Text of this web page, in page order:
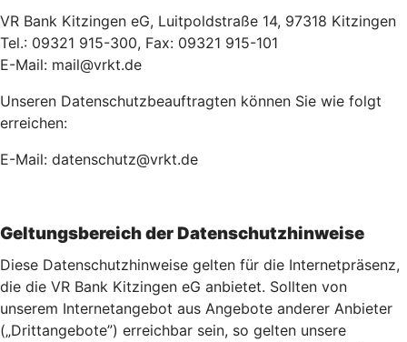
VR Bank Kitzingen eG, Luitpoldstraße 14, 97318 Kitzingen
Tel.: 09321 915-300, Fax: 09321 915-101
E-Mail: mail@vrkt.de
Unseren Datenschutzbeauftragten können Sie wie folgt
erreichen:
E-Mail: datenschutz@vrkt.de
Geltungsbereich der Datenschutzhinweise
Diese Datenschutzhinweise gelten für die Internetpräsenz,
die die VR Bank Kitzingen eG anbietet. Sollten von
unserem Internetangebot aus Angebote anderer Anbieter
(„Drittangebote”) erreichbar sein, so gelten unsere